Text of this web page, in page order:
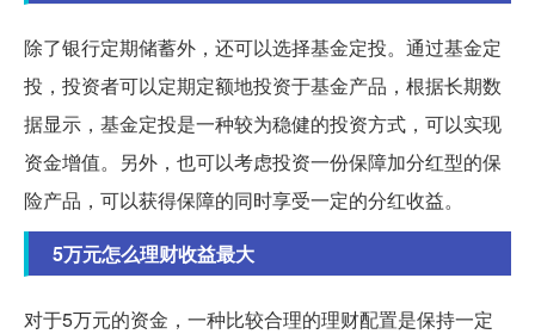
除了银行定期储蓄外，还可以选择基金定投。通过基金定
投，投资者可以定期定额地投资于基金产品，根据长期数
据显示，基金定投是一种较为稳健的投资方式，可以实现
资金增值。另外，也可以考虑投资一份保障加分红型的保
险产品，可以获得保障的同时享受一定的分红收益。
5万元怎么理财收益最大
对于5万元的资金，一种比较合理的理财配置是保持一定